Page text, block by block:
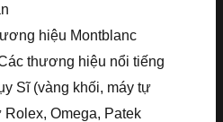
hiệu Montblanc
thương hiệu nổi tiếng
Sĩ (vàng khối, máy tự
Rolex, Omega, Patek